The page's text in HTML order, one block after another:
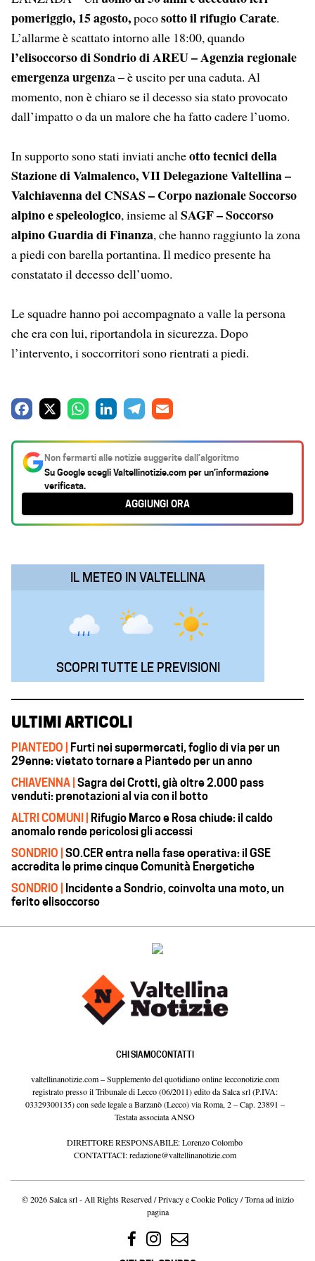
pomeriggio, 15 agosto,pocosotto il rifugio Carate.
L’allarme è scattato intorno alle 18:00, quando
l’elisoccorso di Sondrio di AREU – Agenzia regionale
emergenza urgenza – è uscito per una caduta. Al
momento, non è chiaro se il decesso sia stato provocato
dall’impatto o da un malore che ha fatto cadere l’uomo.
In supporto sono stati inviati ancheotto tecnici della
Stazione di Valmalenco, VII Delegazione Valtellina –
Valchiavenna del CNSAS – Corpo nazionale Soccorso
alpino e speleologico, insieme alSAGF – Soccorso
alpino Guardia di Finanza, che hanno raggiunto la zona
a piedi con barella portantina. Il medico presente ha
constatato il decesso dell’uomo.
Le squadre hanno poi accompagnato a valle la persona
che era con lui, riportandola in sicurezza. Dopo
l’intervento, i soccorritori sono rientrati a piedi.
c
e
b
o
t
s
A
k
e
d
e
g
r
a
i
l
Non fermarti alle notizie suggerite dall’algoritmo
Su Google scegliValtellinotizie.comper un’informazione
verificata.
AGGIUNGI ORA
IL METEO IN VALTELLINA
SCOPRI TUTTE LE PREVISIONI
ULTIMI ARTICOLI
PIANTEDO |
Furti nei supermercati, foglio di via per un
29enne: vietato tornare a Piantedo per un anno
CHIAVENNA | Sagra dei Crotti, già oltre 2.000 pass
venduti: prenotazioni al via con il botto
ALTRI COMUNI |
Rifugio Marco e Rosa chiude: il caldo
anomalo rende pericolosi gli accessi
SONDRIO | SO.CER entra nella fase operativa: il GSE
accredita le prime cinque Comunità Energetiche
SONDRIO |
Incidente a Sondrio, coinvolta una moto, un
ferito elisoccorso
CHI SIAMOCONTATTI
valtellinanotizie.com – Supplemento del quotidiano online lecconotizie.com
registrato presso il Tribunale di Lecco (06/2011) edito da Salca srl (P.IVA:
03329300135) con sede legale a Barzanò (Lecco) via Roma, 2 – Cap. 23891 –
Testata associata ANSO
DIRETTORE RESPONSABILE: Lorenzo Colombo
CONTATTACI:redazione@valtellinanotizie.com
© 2026 Salca srl - All Rights Reserved /Privacy e Cookie Policy/Torna ad inizio
pagina